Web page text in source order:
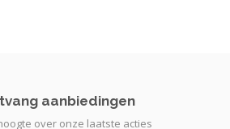
aanbiedingen
over onze laatste acties